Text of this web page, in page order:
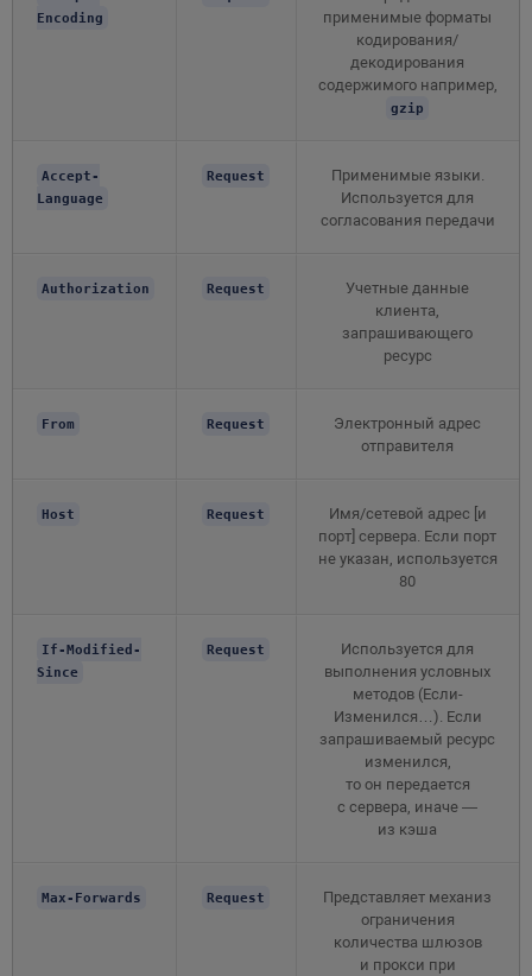
Encoding
применимые форматы
кодирования/
декодирования
содержимого например,
gzip
Accept-
Language
Request
Применимые языки.
Используется для
согласования передачи
Authorization Request
Учетные данные
клиента,
запрашивающего
ресурс
From Request
Электронный адрес
отправителя
Host Request
Имя/сетевой адрес [и
порт] сервера. Если порт
не указан, используется
80
If-Modified-
Since
Request
Используется для
выполнения условных
методов (Если-
Изменился…). Если
запрашиваемый ресурс
изменился,
то он передается
с сервера, иначе —
из кэша
Max-Forwards Request
Представляет механиз
ограничения
количества шлюзов
и прокси при